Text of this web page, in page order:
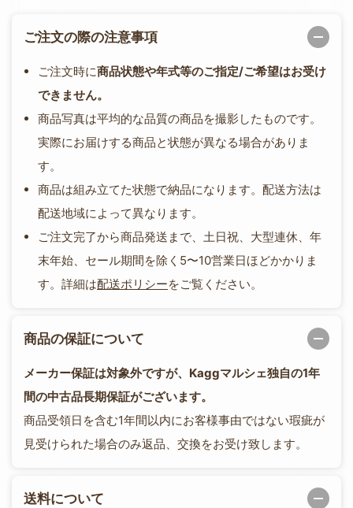
ご注文の際の注意事項
ご注文時に商品状態や年式等のご指定/ご希望はお受け
できません。
商品写真は平均的な品質の商品を撮影したものです。
実際にお届けする商品と状態が異なる場合がありま
す。
商品は組み立てた状態で納品になります。配送方法は
配送地域によって異なります。
ご注文完了から商品発送まで、土日祝、大型連休、年
末年始、セール期間を除く5〜10営業日ほどかかりま
す。詳細は配送ポリシーをご覧ください。
商品の保証について
メーカー保証は対象外ですが、Kaggマルシェ独自の1年
間の中古品長期保証がございます。
商品受領日を含む1年間以内にお客様事由ではない瑕疵が
見受けられた場合のみ返品、交換をお受け致します。
送料について